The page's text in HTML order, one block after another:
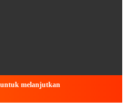
melanjutkan